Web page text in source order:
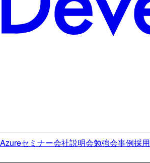
Azureセミナー会社説明会勉強会事例採用